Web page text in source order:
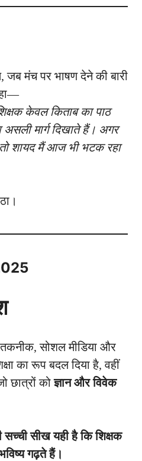
मंच पर भाषण देने की बारी
केवल किताब का पाठ
असली मार्ग दिखाते हैं। अगर
शायद मैं आज भी भटक रहा
सोशल मीडिया और
का रूप बदल दिया है, वहीं
छात्रों कोज्ञान और विवेक
सच्ची सीख यही है कि शिक्षक
गढ़ते हैं।